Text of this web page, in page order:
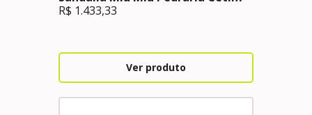
R$ 1.433,33
Ver produto